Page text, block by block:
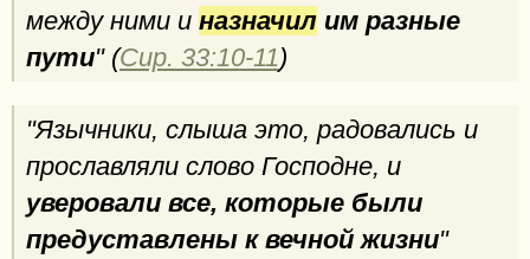
между ними и назначил им разные
пути" (Сир. 33:10-11)
"Язычники, слыша это, радовались и
прославляли слово Господне, и
уверовали все, которые были
предуставлены к вечной жизни"